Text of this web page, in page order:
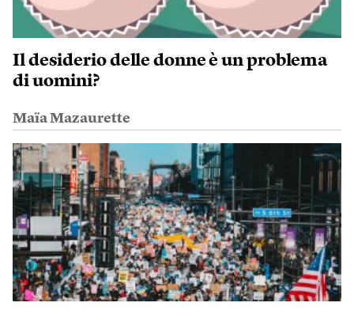
Il desiderio delle donne è un problema
di uomini?
Maïa Mazaurette